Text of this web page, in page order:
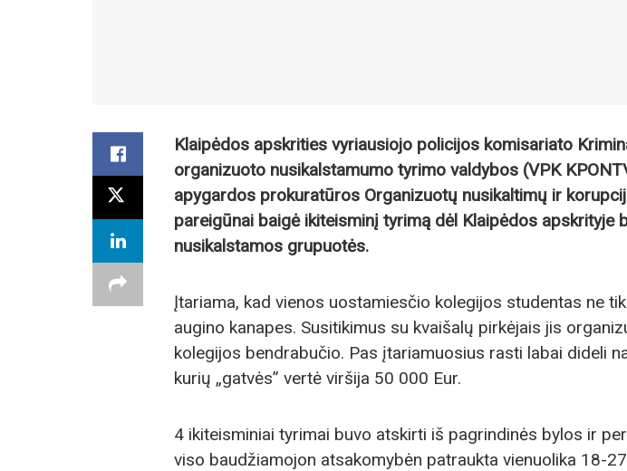
Klaipėdos apskrities vyriausiojo policijos komisariato
organizuoto nusikalstamumo tyrimo valdybos (VPK
apygardos prokuratūros Organizuotų nusikaltimų ir
pareigūnai baigė ikiteisminį tyrimą dėl Klaipėdos apskrityje
nusikalstamos grupuotės.
Įtariama, kad vienos uostamiesčio kolegijos studentas ne
augino kanapes. Susitikimus su kvaišalų pirkėjais jis
kolegijos bendrabučio. Pas įtariamuosius rasti labai dideli
kurių „gatvės” vertė viršija 50 000 Eur.
4 ikiteisminiai tyrimai buvo atskirti iš pagrindinės bylos ir
viso baudžiamojon atsakomybėn patraukta vienuolika 18-